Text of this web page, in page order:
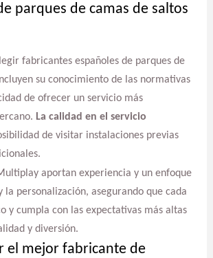
parques de camas de saltos
fabricantes españoles de parques de
su conocimiento de las normativas
de ofrecer un servicio más
La calidad en el servicio
de visitar instalaciones previas
aportan experiencia y un enfoque
la personalización, asegurando que cada
y cumpla con las expectativas más altas
y diversión.
el mejor fabricante de